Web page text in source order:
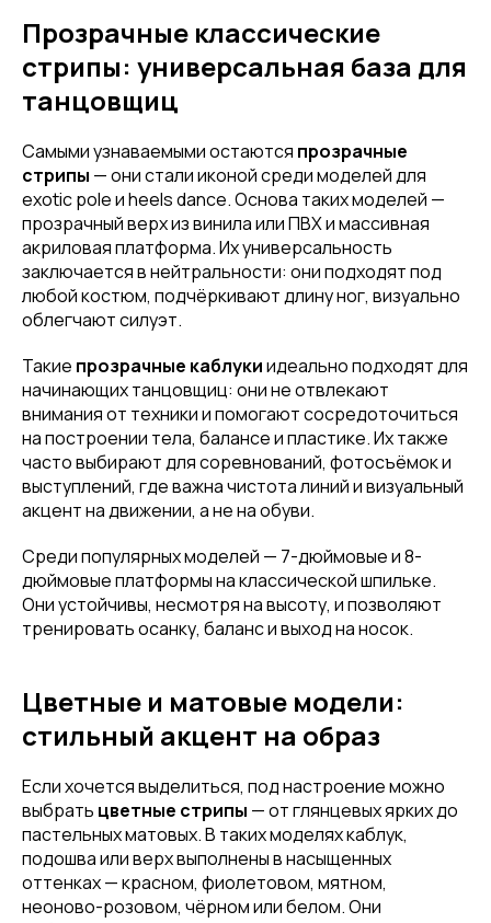
Прозрачные классические
стрипы: универсальная база для
танцовщиц
Самыми узнаваемыми остаются прозрачные
стрипы — они стали иконой среди моделей для
exotic pole и heels dance. Основа таких моделей —
прозрачный верх из винила или ПВХ и массивная
акриловая платформа. Их универсальность
заключается в нейтральности: они подходят под
любой костюм, подчёркивают длину ног, визуально
облегчают силуэт.
Такие прозрачные каблукиидеально подходят для
начинающих танцовщиц: они не отвлекают
внимания от техники и помогают сосредоточиться
на построении тела, балансе и пластике. Их также
часто выбирают для соревнований, фотосъёмок и
выступлений, где важна чистота линий и визуальный
акцент на движении, а не на обуви.
Среди популярных моделей — 7-дюймовые и 8-
дюймовые платформы на классической шпильке.
Они устойчивы, несмотря на высоту, и позволяют
тренировать осанку, баланс и выход на носок.
Цветные и матовые модели:
стильный акцент на образ
Если хочется выделиться, под настроение можно
выбрать цветные стрипы — от глянцевых ярких до
пастельных матовых. В таких моделях каблук,
подошва или верх выполнены в насыщенных
оттенках — красном, фиолетовом, мятном,
неоново-розовом, чёрном или белом. Они